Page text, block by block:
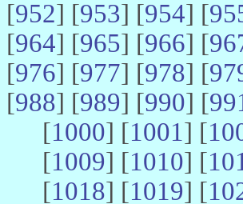
[952] [953] [954] [
[964] [965] [966] [
[976] [977] [978] [
[988] [989] [990] [
[1000] [1001] [
[1009] [1010] [
[1018] [1019] [